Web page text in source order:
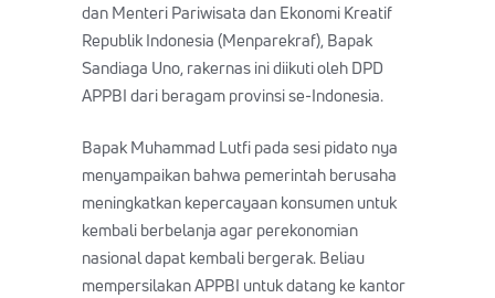
dan Menteri Pariwisata dan Ekonomi Kreatif
Republik Indonesia (Menparekraf), Bapak
Sandiaga Uno, rakernas ini diikuti oleh DPD
APPBI dari beragam provinsi se-Indonesia.
Bapak Muhammad Lutfi pada sesi pidato nya
menyampaikan bahwa pemerintah berusaha
meningkatkan kepercayaan konsumen untuk
kembali berbelanja agar perekonomian
nasional dapat kembali bergerak. Beliau
mempersilakan APPBI untuk datang ke kantor